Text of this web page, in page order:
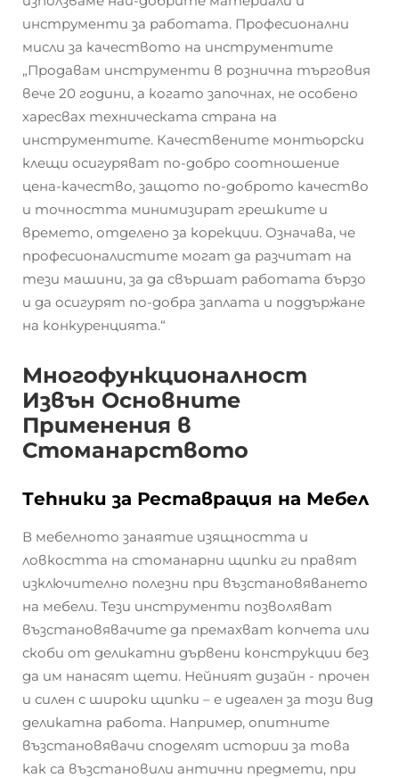
инструменти за работата. Професионални
мисли за качеството на инструментите
„Продавам инструменти в рознична търговия
вече 20 години, а когато започнах, не особено
харесвах техническата страна на
инструментите. Качествените монтьорски
клещи осигуряват по-добро соотношение
цена-качество, защото по-доброто качество
и точността минимизират грешките и
времето, отделено за корекции. Означава, че
професионалистите могат да разчитат на
тези машини, за да свършат работата бързо
и да осигурят по-добра заплата и поддържане
на конкуренцията.“
Многофункционалност
Извън Основните
Применения в
Стоманарството
Тehники за Реставрация на Мебел
В мебелното занаятие изящността и
ловкостта на стоманарни щипки ги правят
изключително полезни при възстановяването
на мебели. Тези инструменти позволяват
възстановявачите да премахват копчета или
скоби от деликатни дървени конструкции без
да им нанасят щети. Нейният дизайн - прочен
и силен с широки щипки – е идеален за този вид
деликатна работа. Например, опитните
възстановявачи споделят истории за това
как са възстановили антични предмети, при